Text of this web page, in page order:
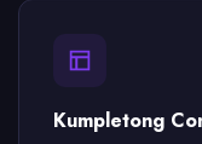
Kumpletong